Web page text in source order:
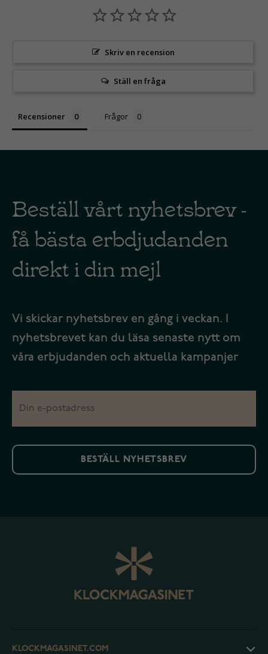
Skriv en recension
Ställ en fråga
Recensioner Frågor
Beställ vårt nyhetsbrev -
få bästa erbdjudanden
direkt i din mejl
Vi skickar nyhetsbrev en gång i veckan. I
nyhetsbrevet kan du läsa senaste nytt om
våra erbjudanden och aktuella kampanjer
BESTÄLL NYHETSBREV
KLOCKMAGASINET.COM